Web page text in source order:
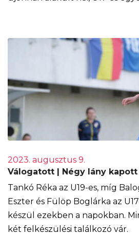
2023. augusztus 9.
Válogatott | Négy lány
Tankó Réka az U19-es, míg
Eszter és Fülöp Boglárka az
készül ezekben a napokban.
két felkészülési találkozó vár.